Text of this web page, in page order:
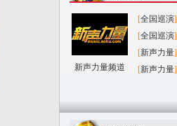
新声力量频道
[全国巡演]
[全国巡演]
[新声力量]
[新声力量]